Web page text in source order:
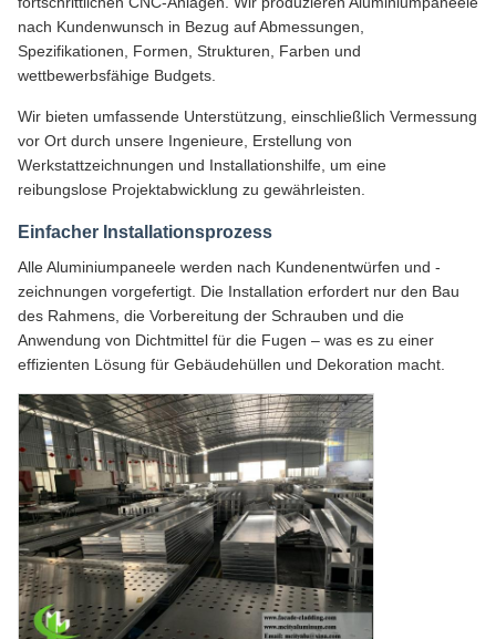
nach Kundenwunsch in Bezug auf Abmessungen,
Spezifikationen, Formen, Strukturen, Farben und
wettbewerbsfähige Budgets.
Wir bieten umfassende Unterstützung, einschließlich Vermessung
vor Ort durch unsere Ingenieure, Erstellung von
Werkstattzeichnungen und Installationshilfe, um eine
reibungslose Projektabwicklung zu gewährleisten.
Einfacher Installationsprozess
Alle Aluminiumpaneele werden nach Kundenentwürfen und -
zeichnungen vorgefertigt. Die Installation erfordert nur den Bau
des Rahmens, die Vorbereitung der Schrauben und die
Anwendung von Dichtmittel für die Fugen – was es zu einer
effizienten Lösung für Gebäudehüllen und Dekoration macht.